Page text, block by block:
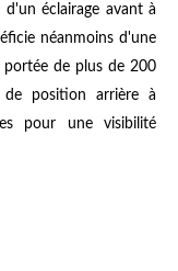
éclairage avant à
néanmoins d'une
portée de plus de 200
de position arrière à
pour une visibilité